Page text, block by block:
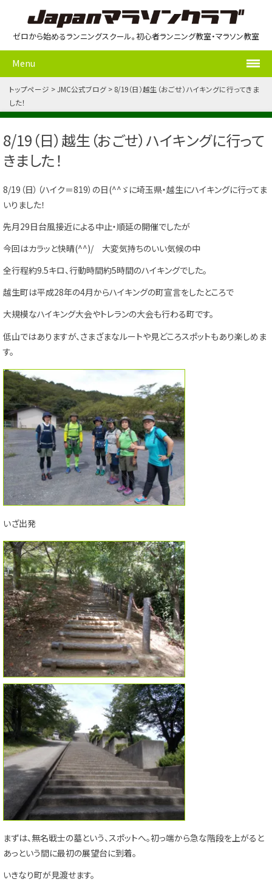
ゼロから始めるランニングスクール。初心者ランニング教室・マラソン教室
Menu
トップページ JMC公式ブログ
8/19（日）越生（おごせ）ハイキングに行ってきま
した！
8/19（日）越生（おごせ）ハイキングに行って
きました！
8/19（日）（ハイク＝819）の日(^^ゞに埼玉県・越生にハイキングに行ってま
いりました！
先月29日台風接近による中止・順延の開催でしたが
今回はカラッと快晴(^^)/ 大変気持ちのいい気候の中
全行程約9.5キロ、行動時間約5時間のハイキングでした。
越生町は平成28年の4月からハイキングの町宣言をしたところで
大規模なハイキング大会やトレランの大会も行わる町です。
低山ではありますが、さまざまなルートや見どころスポットもあり楽しめま
す。
いざ出発
まずは、無名戦士の墓という、スポットへ。初っ端から急な階段を上がると
あっという間に最初の展望台に到着。
いきなり町が見渡せます。